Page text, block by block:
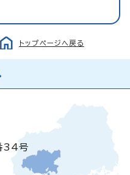
トップページへ戻る
34号